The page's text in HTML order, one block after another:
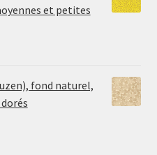
et petites
fond naturel,